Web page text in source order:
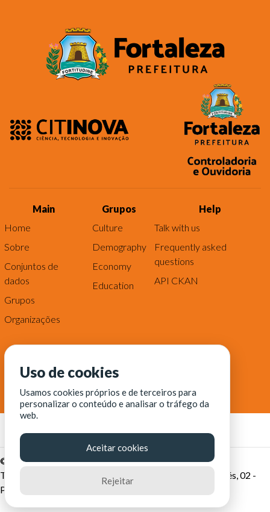
Main
Home
Sobre
Conjuntos de
dados
Grupos
Organizações
Grupos
Culture
Demography
Economy
Education
Help
Talk with us
Frequently asked
questions
API CKAN
© Fortaleza Digital || CITINOVA - Fundação de Ciência,
Tecnologia e Inovação de Fortaleza - Rua dos Tremembés, 02 -
Praia de Iracema - Fortaleza-CE
Uso de cookies
Usamos cookies próprios e de terceiros para
personalizar o conteúdo e analisar o tráfego da
web.
Aceitar cookies
Rejeitar